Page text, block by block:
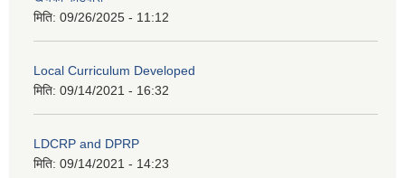
मिति: 09/26/2025 - 11:12
Local Curriculum Developed
मिति: 09/14/2021 - 16:32
LDCRP and DPRP
मिति: 09/14/2021 - 14:23